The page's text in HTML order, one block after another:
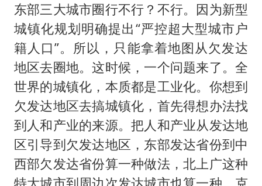
东部三大城市圈行不行？不行。因为新型
城镇化规划明确提出“严控超大型城市户
籍人口”。所以，只能拿着地图从欠发达
地区去圈地。这时候，一个问题来了。全
世界的城镇化，本质都是工业化。你想到
欠发达地区去搞城镇化，首先得想办法找
到人和产业的来源。把人和产业从发达地
区引导到欠发达地区，东部发达省份到中
西部欠发达省份算一种做法，北上广这种